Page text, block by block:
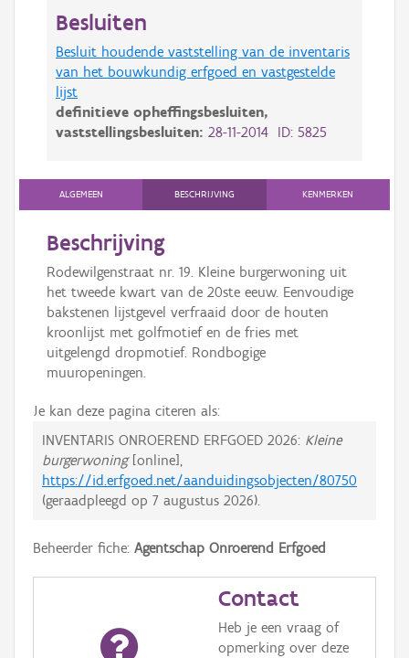
Besluiten
Besluit houdende vaststelling van de inventaris
van het bouwkundig erfgoed en vastgestelde
lijst
definitieve opheffingsbesluiten,
vaststellingsbesluiten: 28-11-2014 ID: 5825
ALGEMEEN BESCHRIJVING KENMERKEN
Beschrijving
Rodewilgenstraat nr. 19. Kleine burgerwoning uit
het tweede kwart van de 20ste eeuw. Eenvoudige
bakstenen lijstgevel verfraaid door de houten
kroonlijst met golfmotief en de fries met
uitgelengd dropmotief. Rondbogige
muuropeningen.
Je kan deze pagina citeren als:
INVENTARIS ONROEREND ERFGOED 2026: Kleine
burgerwoning[online],
https://id.erfgoed.net/aanduidingsobjecten/80750
(geraadpleegd op 7 augustus 2026).
Beheerder fiche: Agentschap Onroerend Erfgoed
Contact
Heb je een vraag of
opmerking over deze